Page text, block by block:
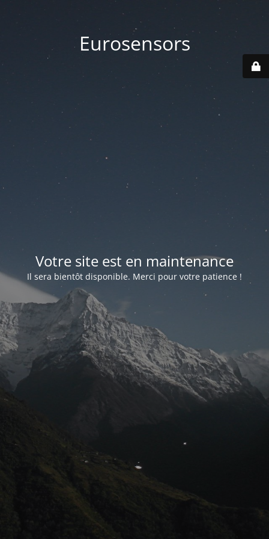
Eurosensors
Votre site est en maintenance
Il sera bientôt disponible. Merci pour votre patience !